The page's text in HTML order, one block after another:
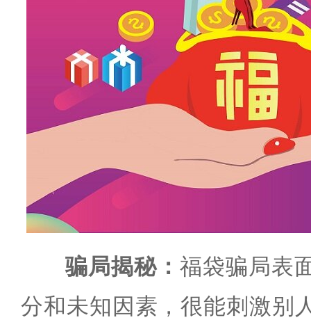
骗局揭秘： 福袋骗局表
分和未知因素，很能刺激别